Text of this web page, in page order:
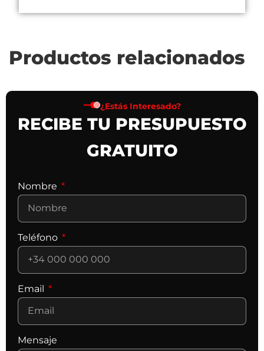
Productos relacionados
¿Estás Interesado?
RECIBE TU PRESUPUESTO
GRATUITO
Nombre
Teléfono
Email
Mensaje